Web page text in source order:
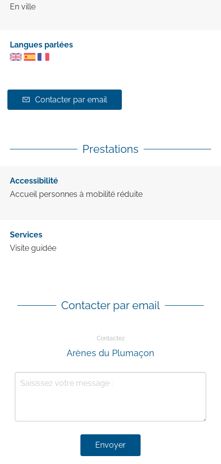
En ville
Langues parlées
Contacter par email
Prestations
Accessibilité
Accueil personnes à mobilité réduite
Services
Visite guidée
Contacter par email
Contactez
Arènes du Plumaçon
Envoyer